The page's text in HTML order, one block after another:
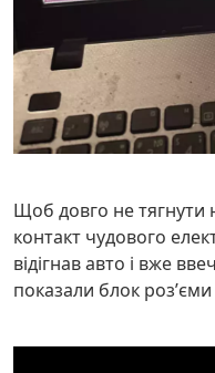
Щоб довго не
контакт чудового
відігнав авто і вже
показали блок